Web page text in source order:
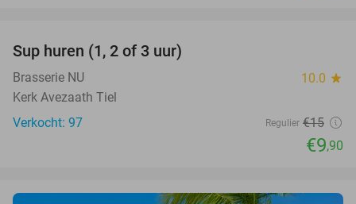
Sup huren (1, 2 of 3 uur)
Brasserie NU 10.0 star
Kerk Avezaath Tiel
Verkocht: 97
Regulier €15
€9,90